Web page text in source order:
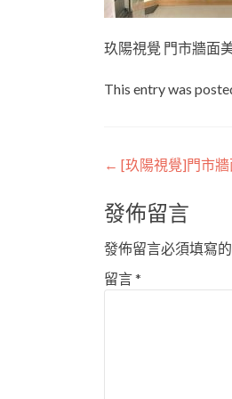
玖陽視覺 門市牆面
This entry was
Post
← [玖陽視覺]門市
發佈留言
發佈留言必須填寫
留言*